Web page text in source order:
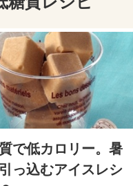
で低カロリー。暑
っ込むアイスレシ